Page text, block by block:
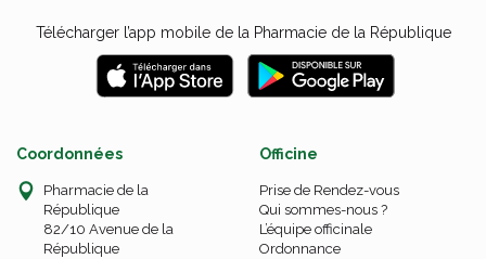
Télécharger l’app mobile de la Pharmacie de la République
Coordonnées
Pharmacie de la
République
82/10 Avenue de la
République
Officine
Prise de Rendez-vous
Qui sommes-nous ?
L’équipe officinale
Ordonnance